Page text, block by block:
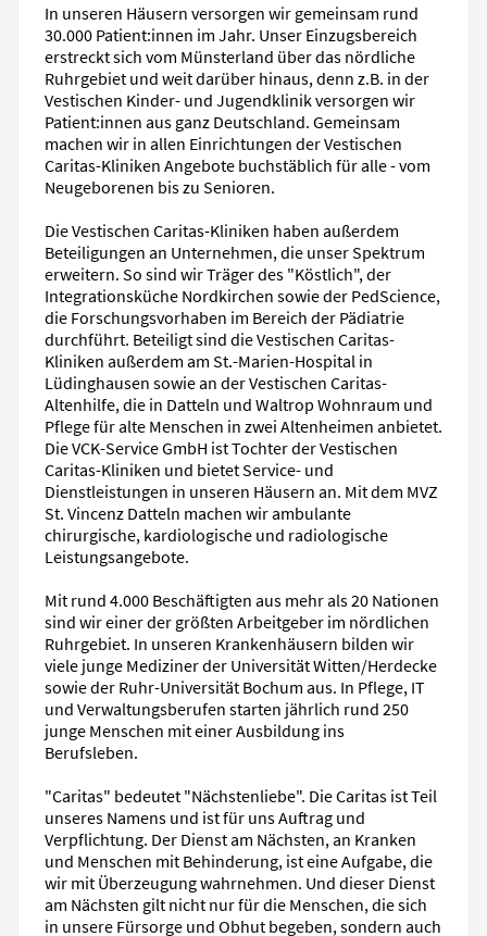
In unseren Häusern versorgen wir gemeinsam rund
30.000 Patient:innen im Jahr. Unser Einzugsbereich
erstreckt sich vom Münsterland über das nördliche
Ruhrgebiet und weit darüber hinaus, denn z.B. in der
Vestischen Kinder- und Jugendklinik versorgen wir
Patient:innen aus ganz Deutschland. Gemeinsam
machen wir in allen Einrichtungen der Vestischen
Caritas-Kliniken Angebote buchstäblich für alle - vom
Neugeborenen bis zu Senioren.
Die Vestischen Caritas-Kliniken haben außerdem
Beteiligungen an Unternehmen, die unser Spektrum
erweitern. So sind wir Träger des "Köstlich", der
Integrationsküche Nordkirchen sowie der PedScience,
die Forschungsvorhaben im Bereich der Pädiatrie
durchführt. Beteiligt sind die Vestischen Caritas-
Kliniken außerdem am St.-Marien-Hospital in
Lüdinghausen sowie an der Vestischen Caritas-
Altenhilfe, die in Datteln und Waltrop Wohnraum und
Pflege für alte Menschen in zwei Altenheimen anbietet.
Die VCK-Service GmbH ist Tochter der Vestischen
Caritas-Kliniken und bietet Service- und
Dienstleistungen in unseren Häusern an. Mit dem MVZ
St. Vincenz Datteln machen wir ambulante
chirurgische, kardiologische und radiologische
Leistungsangebote.
Mit rund 4.000 Beschäftigten aus mehr als 20 Nationen
sind wir einer der größten Arbeitgeber im nördlichen
Ruhrgebiet. In unseren Krankenhäusern bilden wir
viele junge Mediziner der Universität Witten/Herdecke
sowie der Ruhr-Universität Bochum aus. In Pflege, IT
und Verwaltungsberufen starten jährlich rund 250
junge Menschen mit einer Ausbildung ins
Berufsleben.
"Caritas" bedeutet "Nächstenliebe". Die Caritas ist Teil
unseres Namens und ist für uns Auftrag und
Verpflichtung. Der Dienst am Nächsten, an Kranken
und Menschen mit Behinderung, ist eine Aufgabe, die
wir mit Überzeugung wahrnehmen. Und dieser Dienst
am Nächsten gilt nicht nur für die Menschen, die sich
in unsere Fürsorge und Obhut begeben, sondern auch